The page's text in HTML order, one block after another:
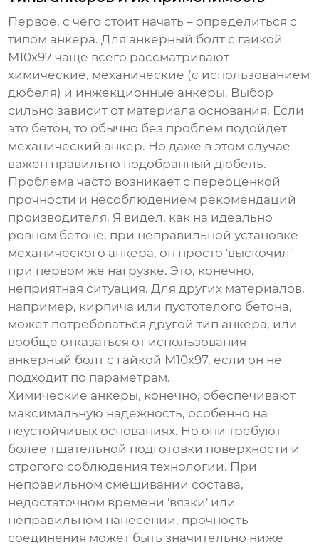
Первое, с чего стоит начать – определиться с
типом анкера. Для анкерный болт с гайкой
М10х97 чаще всего рассматривают
химические, механические (с использованием
дюбеля) и инжекционные анкеры. Выбор
сильно зависит от материала основания. Если
это бетон, то обычно без проблем подойдет
механический анкер. Но даже в этом случае
важен правильно подобранный дюбель.
Проблема часто возникает с переоценкой
прочности и несоблюдением рекомендаций
производителя. Я видел, как на идеально
ровном бетоне, при неправильной установке
механического анкера, он просто 'выскочил'
при первом же нагрузке. Это, конечно,
неприятная ситуация. Для других материалов,
например, кирпича или пустотелого бетона,
может потребоваться другой тип анкера, или
вообще отказаться от использования
анкерный болт с гайкой М10х97, если он не
подходит по параметрам.
Химические анкеры, конечно, обеспечивают
максимальную надежность, особенно на
неустойчивых основаниях. Но они требуют
более тщательной подготовки поверхности и
строгого соблюдения технологии. При
неправильном смешивании состава,
недостаточном времени 'вязки' или
неправильном нанесении, прочность
соединения может быть значительно ниже